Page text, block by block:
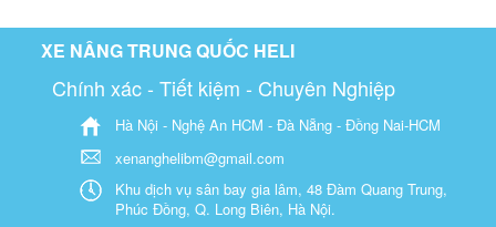
XE NÂNG TRUNG QUỐC HELI
Chính xác - Tiết kiệm - Chuyên Nghiệp
Hà Nội - Nghệ An HCM - Đà Nẵng - Đồng Nai-HCM
xenanghelibm@gmail.com
Khu dịch vụ sân bay gia lâm, 48 Đàm Quang Trung,
Phúc Đồng, Q. Long Biên, Hà Nội.